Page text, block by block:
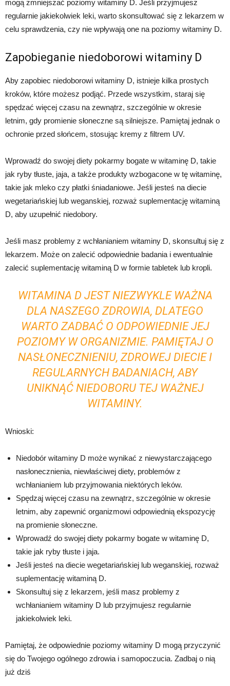
mogą zmniejszać poziomy witaminy D. Jeśli przyjmujesz
regularnie jakiekolwiek leki, warto skonsultować się z lekarzem w
celu sprawdzenia, czy nie wpływają one na poziomy witaminy D.
Zapobieganie niedoborowi witaminy D
Aby zapobiec niedoborowi witaminy D, istnieje kilka prostych
kroków, które możesz podjąć. Przede wszystkim, staraj się
spędzać więcej czasu na zewnątrz, szczególnie w okresie
letnim, gdy promienie słoneczne są silniejsze. Pamiętaj jednak o
ochronie przed słońcem, stosując kremy z filtrem UV.
Wprowadź do swojej diety pokarmy bogate w witaminę D, takie
jak ryby tłuste, jaja, a także produkty wzbogacone w tę witaminę,
takie jak mleko czy płatki śniadaniowe. Jeśli jesteś na diecie
wegetariańskiej lub weganskiej, rozważ suplementację witaminą
D, aby uzupełnić niedobory.
Jeśli masz problemy z wchłanianiem witaminy D, skonsultuj się z
lekarzem. Może on zalecić odpowiednie badania i ewentualnie
zalecić suplementację witaminą D w formie tabletek lub kropli.
WITAMINA D JEST NIEZWYKLE WAŻNA
DLA NASZEGO ZDROWIA, DLATEGO
WARTO ZADBAĆ O ODPOWIEDNIE JEJ
POZIOMY W ORGANIZMIE. PAMIĘTAJ O
NASŁONECZNIENIU, ZDROWEJ DIECIE I
REGULARNYCH BADANIACH, ABY
UNIKNĄĆ NIEDOBORU TEJ WAŻNEJ
WITAMINY.
Wnioski:
Niedobór witaminy D może wynikać z niewystarczającego
nasłonecznienia, niewłaściwej diety, problemów z
wchłanianiem lub przyjmowania niektórych leków.
Spędzaj więcej czasu na zewnątrz, szczególnie w okresie
letnim, aby zapewnić organizmowi odpowiednią ekspozycję
na promienie słoneczne.
Wprowadź do swojej diety pokarmy bogate w witaminę D,
takie jak ryby tłuste i jaja.
Jeśli jesteś na diecie wegetariańskiej lub weganskiej, rozważ
suplementację witaminą D.
Skonsultuj się z lekarzem, jeśli masz problemy z
wchłanianiem witaminy D lub przyjmujesz regularnie
jakiekolwiek leki.
Pamiętaj, że odpowiednie poziomy witaminy D mogą przyczynić
się do Twojego ogólnego zdrowia i samopoczucia. Zadbaj o nią
już dziś